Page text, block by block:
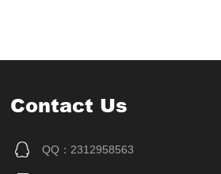
Contact Us
QQ：2312958563